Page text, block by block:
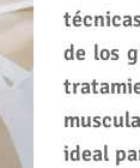
de los
ideal